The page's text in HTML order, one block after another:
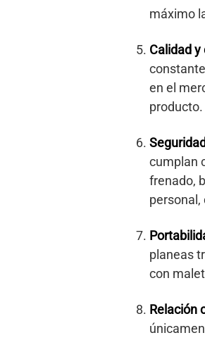
máximo
Calidad y
en el
producto.
cumplan
frenado,
planeas
con
Relación